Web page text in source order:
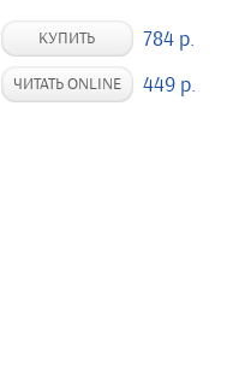
КУПИТЬ 784 р.
ЧИТАТЬ ONLINE 449 р.